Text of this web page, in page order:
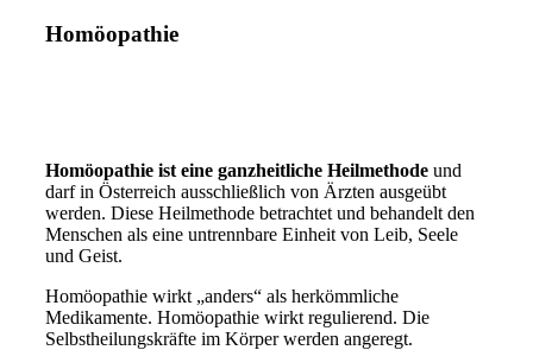
Homöopathie
Homöopathie ist eine ganzheitliche Heilmethode und
darf in Österreich ausschließlich von Ärzten ausgeübt
werden. Diese Heilmethode betrachtet und behandelt den
Menschen als eine untrennbare Einheit von Leib, Seele
und Geist.
Homöopathie wirkt „anders“ als herkömmliche
Medikamente. Homöopathie wirkt regulierend. Die
Selbstheilungskräfte im Körper werden angeregt.